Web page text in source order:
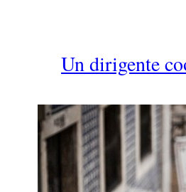
Un dirigente